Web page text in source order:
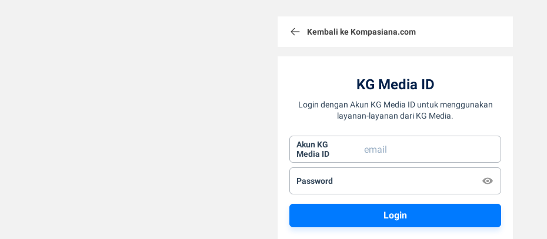
Kembali ke Kompasiana.com
KG Media ID
Login dengan Akun KG Media ID untuk menggunakan
layanan-layanan dari KG Media.
Akun KG
Media ID
Password